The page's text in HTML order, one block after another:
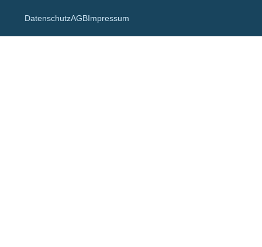
DatenschutzAGBImpressum